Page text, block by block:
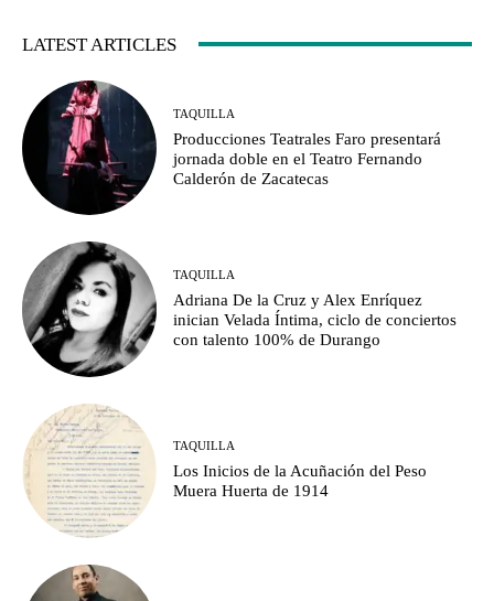
LATEST ARTICLES
TAQUILLA
Producciones Teatrales Faro presentará
jornada doble en el Teatro Fernando
Calderón de Zacatecas
TAQUILLA
Adriana De la Cruz y Alex Enríquez
inician Velada Íntima, ciclo de conciertos
con talento 100% de Durango
TAQUILLA
Los Inicios de la Acuñación del Peso
Muera Huerta de 1914